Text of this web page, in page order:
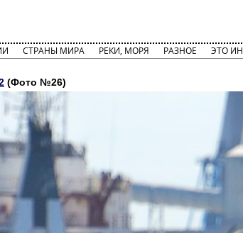
СТРАНЫ МИРА РЕКИ, МОРЯ РАЗНОЕ ЭТО
(Фото №26)